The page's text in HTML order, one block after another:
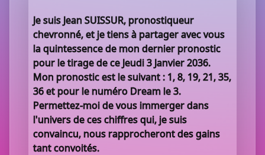
Je suis Jean SUISSUR, pronostiqueur
chevronné, et je tiens à partager avec vous
la quintessence de mon dernier pronostic
pour le tirage de ce Jeudi 3 Janvier 2036.
Mon pronostic est le suivant : 1, 8, 19, 21, 35,
36 et pour le numéro Dream le 3.
Permettez-moi de vous immerger dans
l'univers de ces chiffres qui, je suis
convaincu, nous rapprocheront des gains
tant convoités.